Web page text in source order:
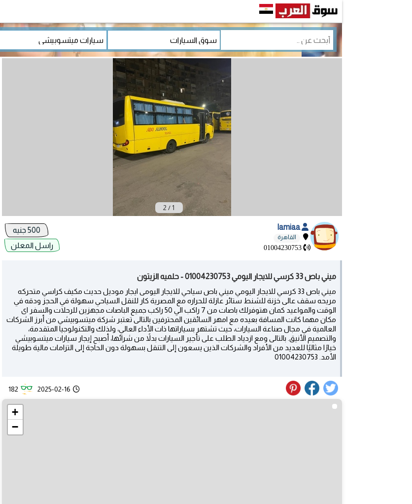
1
/
2
lamiaa
القاهرة
01004230753
راسل المعلن
ميني باص 33 كرسي للايجار اليومي 01004230753 - حلميه الزيتون
ميني باص 33 كرسي للايجار اليومي ميني باص سياحي للايجار اليومى ايجار موديل حديث مكيف كراسي متحركه
مريحه سقف عالى خزنة للشنط ستائر عازلة للحراره مع المصرية كار للنقل السياحي سهولة في الحجز ودقه في
الوقت والمواعيد كمان هتوفرلك باصات من 7 راكب الي 50 راكب جميع الباصات مجهزين للرحلات والسفر اى
مكان مهما كانت المسافة بعيده مع امهر السائقين المحترفين بالتالى تعتبر شركة ميتسوبيشي من أبرز الشركات
العالمية في مجال صناعة السيارات، حيث تشتهر بسياراتها ذات الأداء العالي، ولذلك والتكنولوجيا المتقدمة،
والتصميم الأنيق. بالتالى ومع ازدياد الطلب على تأجير السيارات بدلاً من شرائها، أصبح إيجار سيارات ميتسوبيشي
خيارًا مثاليًا للعديد من الأفراد والشركات الذين يسعون إلى التنقل بسهولة دون الحاجة إلى التزامات مالية طويلة
الأمد. 01004230753
2025-02-16
182
+
−